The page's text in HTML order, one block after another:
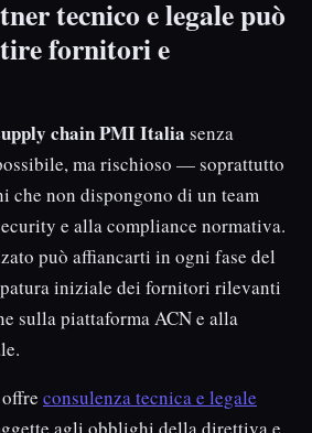
tecnico e legale può
fornitori e
chain PMI Italia senza
ma rischioso — soprattutto
che non dispongono di un team
e alla compliance normativa.
può affiancarti in ogni fase del
iniziale dei fornitori rilevanti
sulla piattaforma ACN e alla
consulenza tecnica e legale